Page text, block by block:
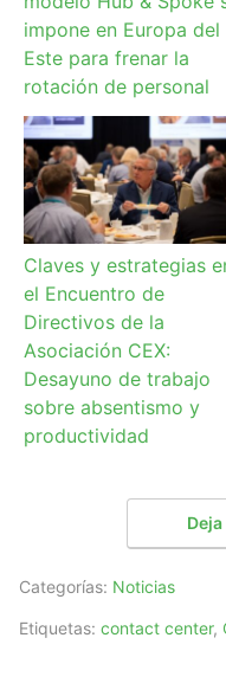
impone en Europa del
Este para frenar la
rotación de personal
Claves y estrategias
el Encuentro de
Directivos de la
Asociación CEX:
Desayuno de trabajo
sobre absentismo y
productividad
Categorías: Noticias
Etiquetas: contact center,